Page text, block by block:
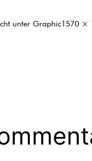
unter Graphic1570 ×